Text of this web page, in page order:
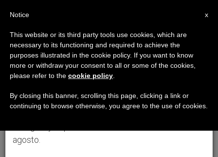
×
Aviso importante
Del 27 de julio al 7 de agosto haremos la pausa
anual, aprovechando que en el periodo de verano
se generan menos informaciones y también el
agosto.
x
Notice
This website or its third party tools use cookies, which are
necessary to its functioning and required to achieve the
purposes illustrated in the cookie policy. If you want to know
more or withdraw your consent to all or some of the cookies,
please refer to the cookie policy
By closing this banner, scrolling this page, clicking a link or
continuing to browse otherwise, you agree to the use of cookies.